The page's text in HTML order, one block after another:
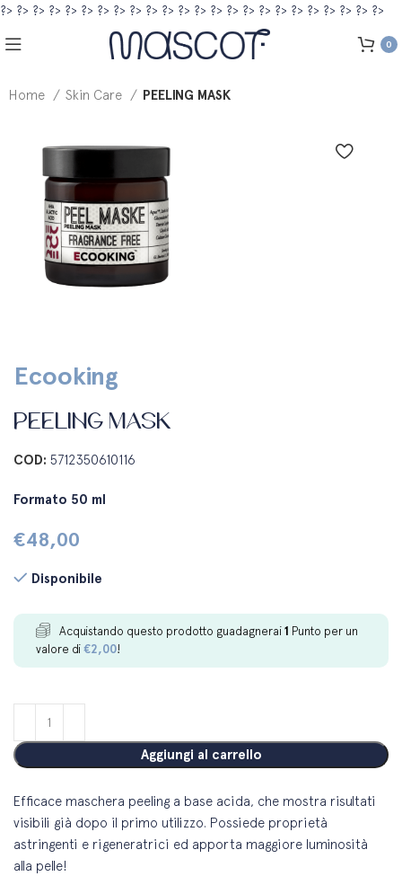
?> ?> ?> ?> ?> ?> ?> ?> ?> ?> ?> ?> ?> ?> ?> ?> ?> ?> ?> ?> ?> ?> ?> ?>
0
Home Skin Care PEELING MASK
Ecooking
PEELING MASK
COD:5712350610116
Formato 50 ml
€48,00
Disponibile
Acquistando questo prodotto guadagnerai1 Punto per un
valore di€2,00!
Aggiungi al carrello
Efficace maschera peeling a base acida, che mostra risultati
visibili già dopo il primo utilizzo. Possiede proprietà
astringenti e rigeneratrici ed apporta maggiore luminosità
alla pelle!